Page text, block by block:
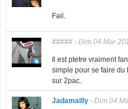
Fail.
#####- Dim 04 Mar
Il est ptetre vraiment
simple pour se faire du
sur 2pac.
Jadamailly- Dim 04